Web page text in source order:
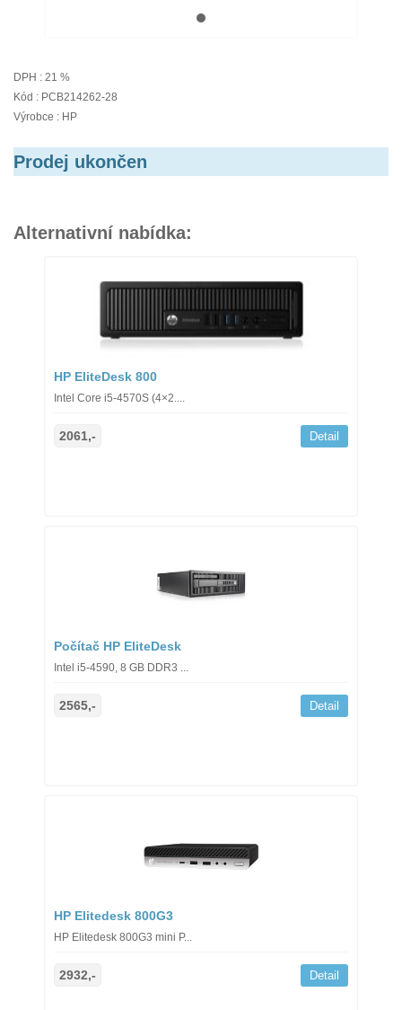
DPH : 21 %
Kód : PCB214262-28
Výrobce : HP
Prodej ukončen
Alternativní nabídka:
HP EliteDesk 800
Intel Core i5-4570S (4×2....
2061,- Detail
Počítač HP EliteDesk
Intel i5-4590, 8 GB DDR3 ...
2565,- Detail
HP Elitedesk 800G3
HP Elitedesk 800G3 mini P...
2932,- Detail